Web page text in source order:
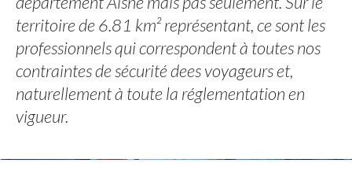
territoire de 6.81 km² représentant, ce sont les
professionnels qui correspondent à toutes nos
contraintes de sécurité dees voyageurs et,
naturellement à toute la réglementation en
vigueur.